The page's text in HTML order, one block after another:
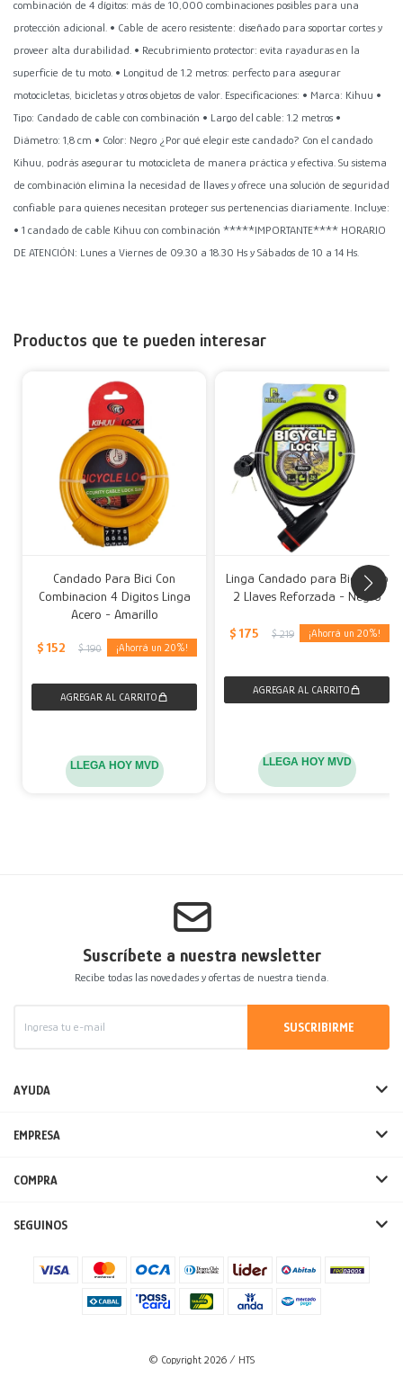
combinación de 4 dígitos: más de 10,000 combinaciones posibles para una
protección adicional. • Cable de acero resistente: diseñado para soportar cortes y
proveer alta durabilidad. • Recubrimiento protector: evita rayaduras en la
superficie de tu moto. • Longitud de 1.2 metros: perfecto para asegurar
motocicletas, bicicletas y otros objetos de valor. Especificaciones: • Marca: Kihuu •
Tipo: Candado de cable con combinación • Largo del cable: 1.2 metros •
Diámetro: 1,8 cm • Color: Negro ¿Por qué elegir este candado? Con el candado
Kihuu, podrás asegurar tu motocicleta de manera práctica y efectiva. Su sistema
de combinación elimina la necesidad de llaves y ofrece una solución de seguridad
confiable para quienes necesitan proteger sus pertenencias diariamente. Incluye:
• 1 candado de cable Kihuu con combinación *****IMPORTANTE**** HORARIO
DE ATENCIÓN: Lunes a Viernes de 09.30 a 18.30 Hs y Sábados de 10 a 14 Hs.
Productos que te pueden interesar
Candado Para Bici Con
Combinacion 4 Digitos Linga
Acero - Amarillo
$ 152 $ 190 20
LLEGA HOY MVD
Linga Candado para Bici Moto
2 Llaves Reforzada - Negro
$ 175 $ 219 20
LLEGA HOY MVD
Suscríbete a nuestra newsletter
Recibe todas las novedades y ofertas de nuestra tienda.
SUSCRIBIRME
AYUDA
EMPRESA
COMPRA
SEGUINOS
© Copyright 2026 / HTS